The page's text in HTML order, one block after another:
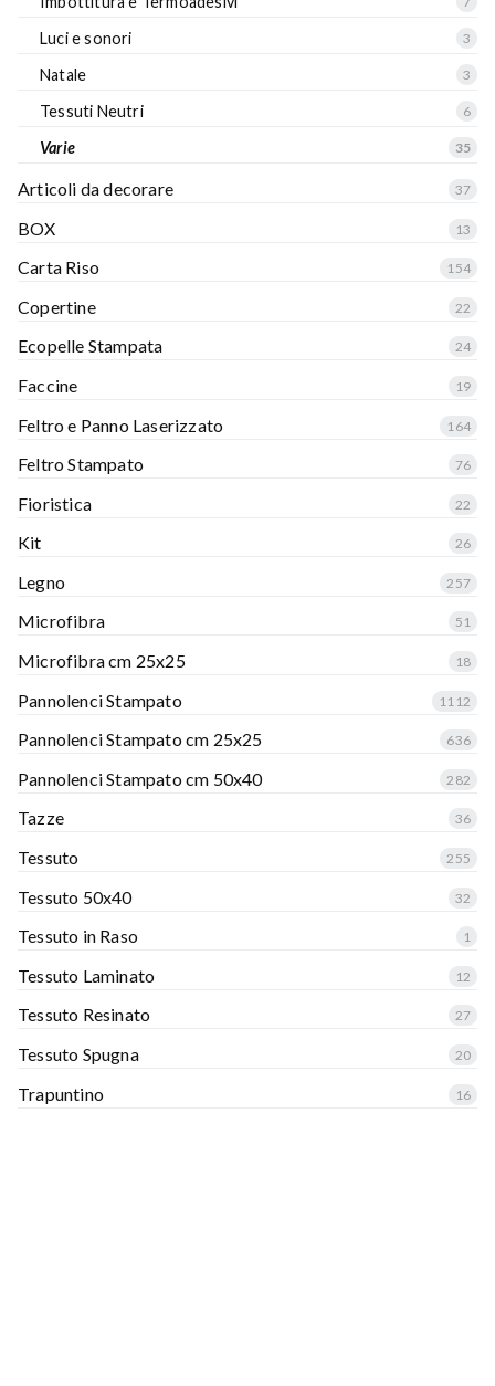
Luci e sonori 3
Natale 3
Tessuti Neutri 6
Varie 35
Articoli da decorare 37
BOX 13
Carta Riso 154
Copertine 22
Ecopelle Stampata 24
Faccine 19
Feltro e Panno Laserizzato 164
Feltro Stampato 76
Fioristica 22
Kit 26
Legno 257
Microfibra 51
Microfibra cm 25x25 18
Pannolenci Stampato 1112
Pannolenci Stampato cm 25x25 636
Pannolenci Stampato cm 50x40 282
Tazze 36
Tessuto 255
Tessuto 50x40 32
Tessuto in Raso 1
Tessuto Laminato 12
Tessuto Resinato 27
Tessuto Spugna 20
Trapuntino 16